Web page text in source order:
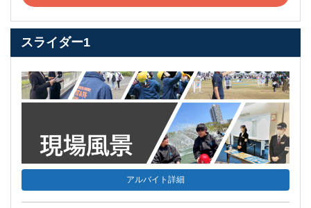
スライダー1
アルバイト詳細